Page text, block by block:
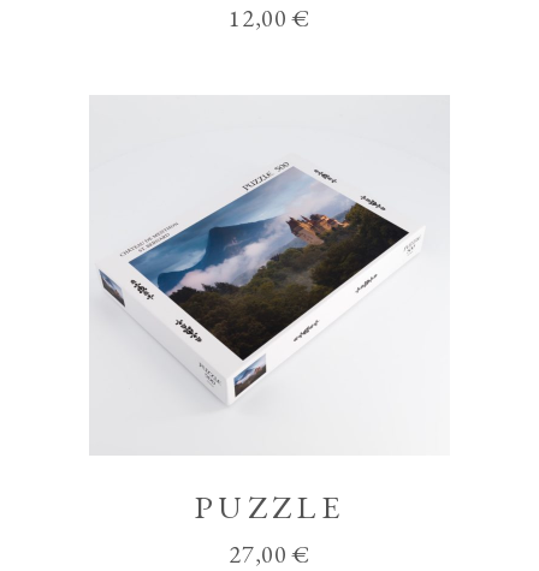
12,00€
PUZZLE
27,00€